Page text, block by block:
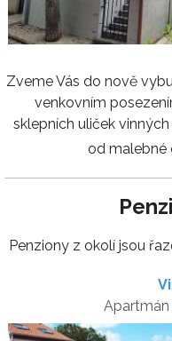
Zveme Vás do nově
venkovním
sklepních uliček
od malebné
Penziony z okolí jsou
Apartmán